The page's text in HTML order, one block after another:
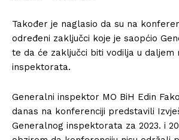
Također je naglasio da su na
određeni zaključci koje je saopćio
te da će zaključci biti vodilja u daljem
inspektorata.
Generalni inspektor MO BiH Edin
danas na konferenciji predstavili
Generalnog inspektorata za 2023. i